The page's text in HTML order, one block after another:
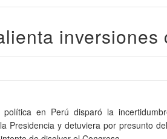
inversiones
en Perú disparó la
Presidencia y detuviera por presunto